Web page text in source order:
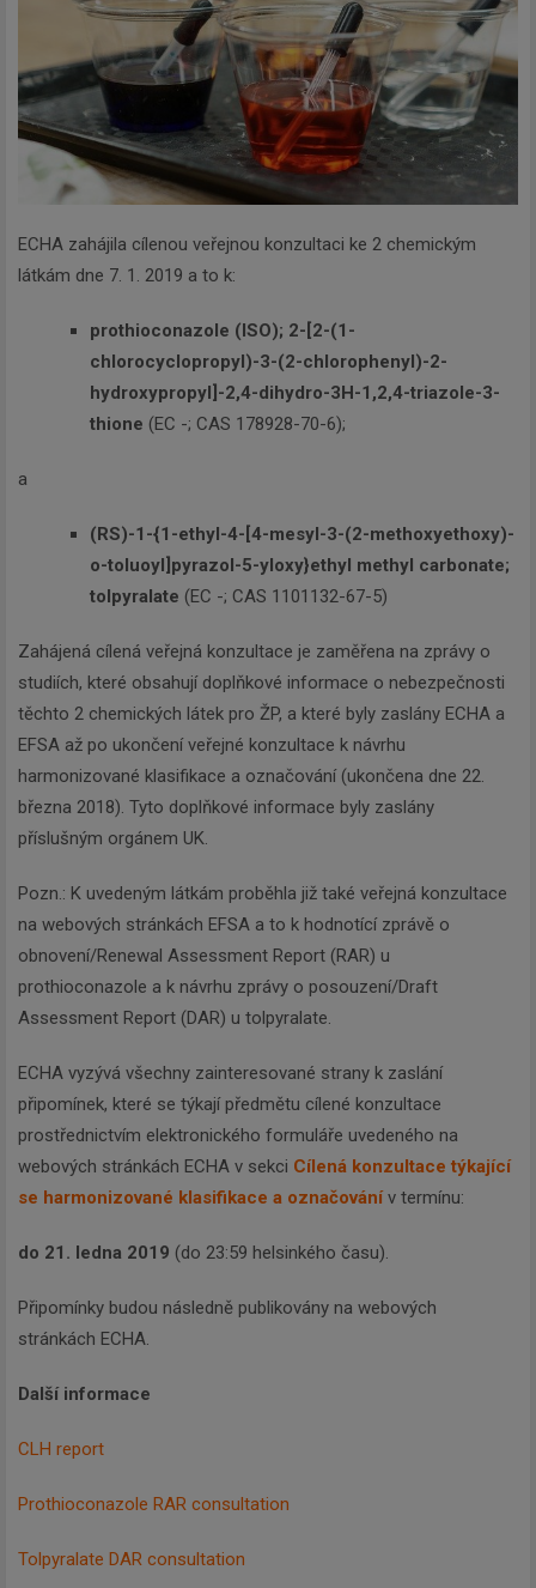
ECHA zahájila cílenou veřejnou konzultaci ke 2 chemickým
látkám dne 7. 1. 2019 a to k:
prothioconazole (ISO); 2-[2-(1-
chlorocyclopropyl)-3-(2-chlorophenyl)-2-
hydroxypropyl]-2,4-dihydro-3H-1,2,4-triazole-3-
thione (EC -; CAS 178928-70-6);
a
(RS)-1-{1-ethyl-4-[4-mesyl-3-(2-methoxyethoxy)-
o-toluoyl]pyrazol-5-yloxy}ethyl methyl carbonate;
tolpyralate (EC -; CAS 1101132-67-5)
Zahájená cílená veřejná konzultace je zaměřena na zprávy o
studiích, které obsahují doplňkové informace o nebezpečnosti
těchto 2 chemických látek pro ŽP, a které byly zaslány ECHA a
EFSA až po ukončení veřejné konzultace k návrhu
harmonizované klasifikace a označování (ukončena dne 22.
března 2018). Tyto doplňkové informace byly zaslány
příslušným orgánem UK.
Pozn.: K uvedeným látkám proběhla již také veřejná konzultace
na webových stránkách EFSA a to k hodnotící zprávě o
obnovení/Renewal Assessment Report (RAR) u
prothioconazole a k návrhu zprávy o posouzení/Draft
Assessment Report (DAR) u tolpyralate.
ECHA vyzývá všechny zainteresované strany k zaslání
připomínek, které se týkají předmětu cílené konzultace
prostřednictvím elektronického formuláře uvedeného na
webových stránkách ECHA v sekci Cílená konzultace týkající
se harmonizované klasifikace a označovánív termínu:
do 21. ledna 2019 (do 23:59 helsinkého času).
Připomínky budou následně publikovány na webových
stránkách ECHA.
Další informace
CLH report
Prothioconazole RAR consultation
Tolpyralate DAR consultation
Newsletter
budeme zasílat ty nejdůležitější
informace, maximálně 1x týdně.
Odebírat